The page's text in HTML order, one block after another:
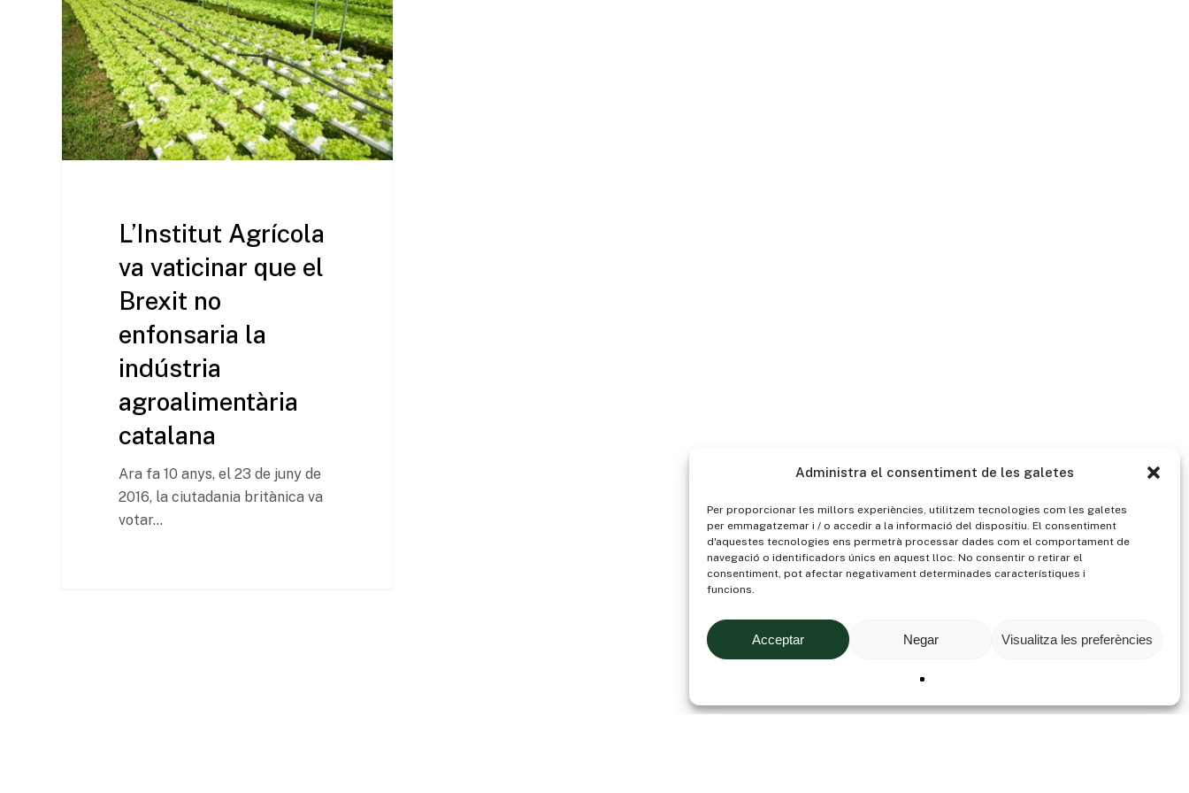
Administra el consentiment de les galetes
Per proporcionar les millors experiències, utilitzem tecnologies com les galetes
per emmagatzemar i / o accedir a la informació del dispositiu. El consentiment
d'aquestes tecnologies ens permetrà processar dades com el comportament de
navegació o identificadors únics en aquest lloc. No consentir o retirar el
consentiment, pot afectar negativament determinades característiques i
funcions.
Acceptar Negar Visualitza les preferències
L’Institut Agrícola
va vaticinar que el
Brexit no
enfonsaria la
indústria
agroalimentària
catalana
Ara fa 10 anys, el 23 de juny de
2016, la ciutadania britànica va
votar…